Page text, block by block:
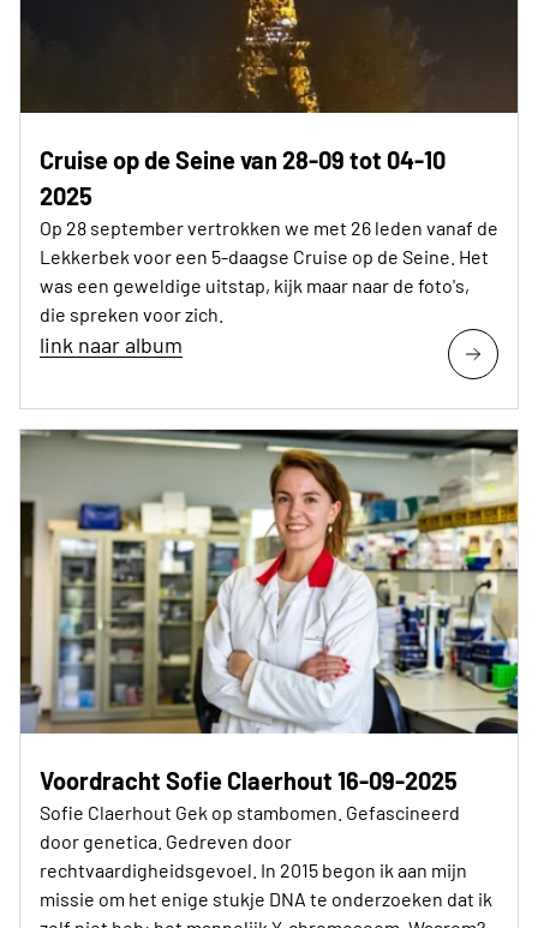
Cruise op de Seine van 28-09 tot 04-10
2025
Op 28 september vertrokken we met 26 leden vanaf de
Lekkerbek voor een 5-daagse Cruise op de Seine. Het
was een geweldige uitstap, kijk maar naar de foto's,
die spreken voor zich.
link naar album
Voordracht Sofie Claerhout 16-09-2025
Sofie Claerhout Gek op stambomen. Gefascineerd
door genetica. Gedreven door
rechtvaardigheidsgevoel. In 2015 begon ik aan mijn
missie om het enige stukje DNA te onderzoeken dat ik